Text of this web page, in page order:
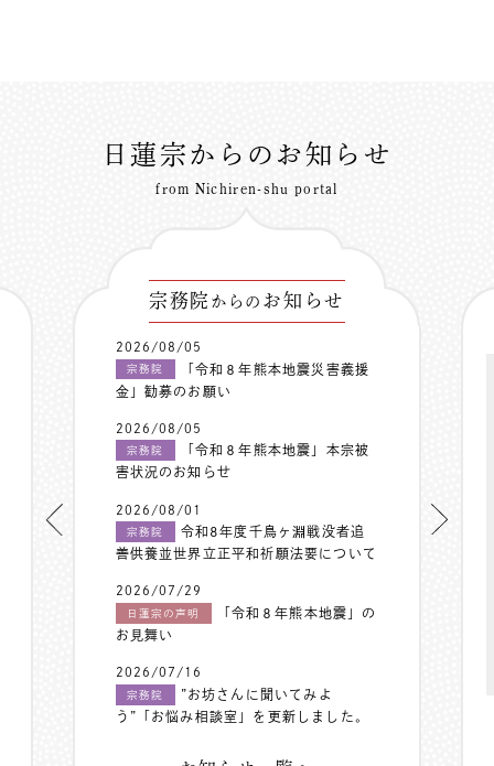
日蓮宗からのお知らせ
from Nichiren-shu portal
宗務院 からの お知らせ
2026/08/05
宗務院
「令和８年熊本地震災害義援
金」勧募のお願い
2026/08/05
宗務院
「令和８年熊本地震」本宗被
害状況のお知らせ
2026/08/01
宗務院
令和8年度千鳥ヶ淵戦没者追
善供養並世界立正平和祈願法要について
2026/07/29
日蓮宗の声明
「令和８年熊本地震」の
お見舞い
2026/07/16
宗務院
”お坊さんに聞いてみよ
う”「お悩み相談室」を更新しました。